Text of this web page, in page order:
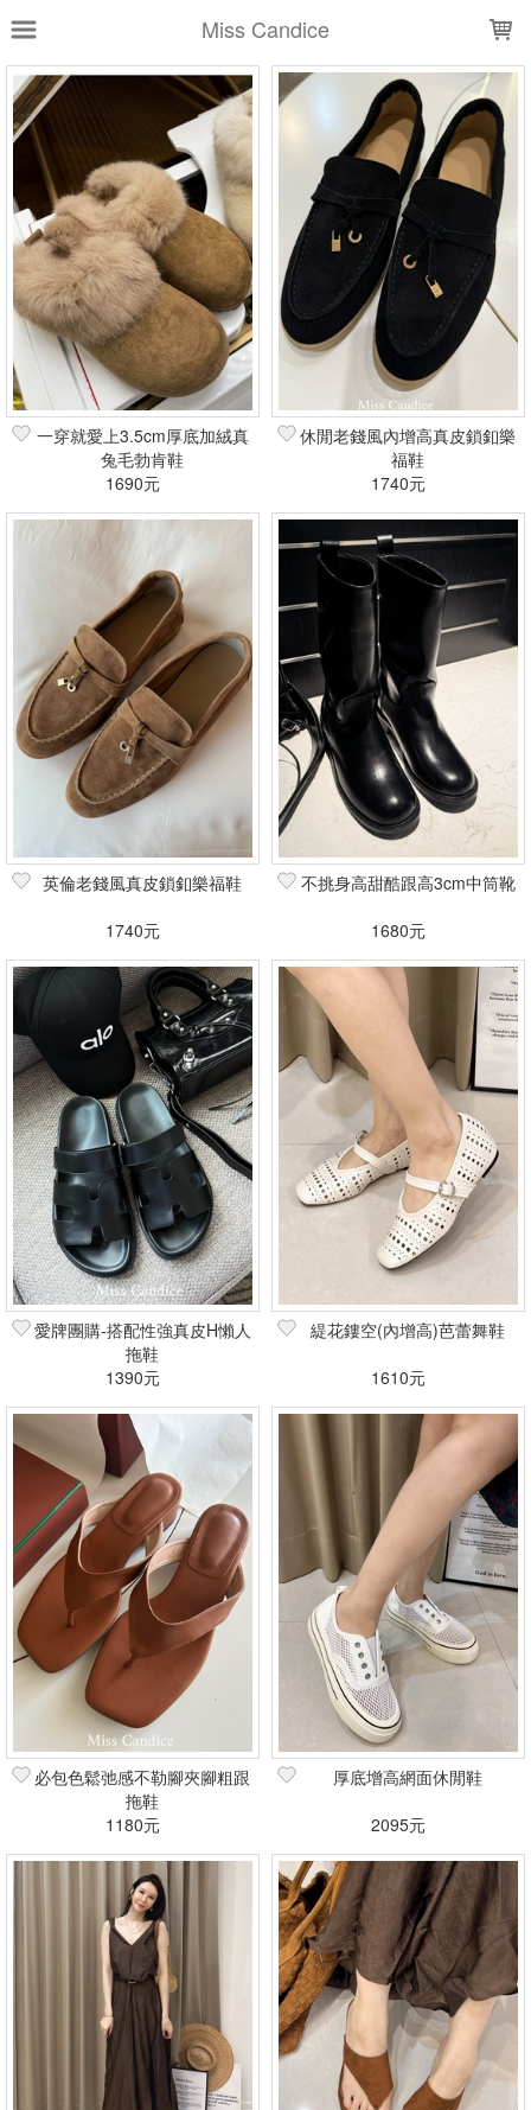
Miss Candice
上架時間 銷售價格
樣式尺寸篩選
全部樣式 黑 預購-黑 白
預購-白
預購-駝
杏 預購-銀 預購-米白
奶茶
米白
全部尺寸 23 25 35
37
38 38-Candice
39-Candice
40
一穿就愛上3.5cm厚底加絨真
兔毛勃肯鞋
1690元
休閒老錢風內增高真皮鎖釦樂
福鞋
1740元
英倫老錢風真皮鎖釦樂福鞋
1740元
不挑身高甜酷跟高3cm中筒靴
1680元
愛牌團購-搭配性強真皮H懶人
拖鞋
1390元
緹花鏤空(內增高)芭蕾舞鞋
1610元
必包色鬆弛感不勒腳夾腳粗跟
拖鞋
1180元
厚底增高網面休閒鞋
2095元